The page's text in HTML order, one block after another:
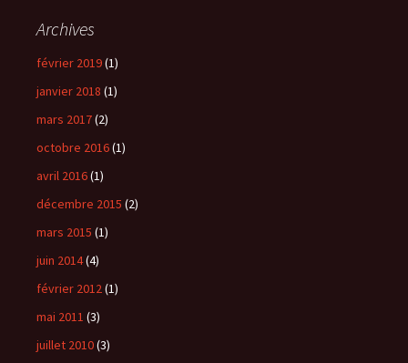
Archives
février 2019(1)
janvier 2018 (1)
mars 2017(2)
octobre 2016(1)
avril 2016(1)
décembre 2015 (2)
mars 2015 (1)
juin 2014(4)
février 2012(1)
mai 2011 (3)
juillet 2010(3)